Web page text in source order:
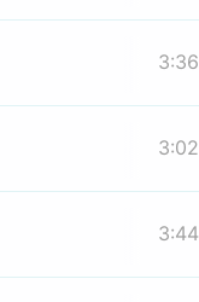
3:36
3:02
3:44